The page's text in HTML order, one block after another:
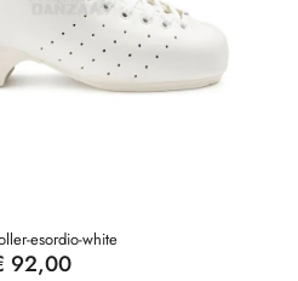
esordio-white
92,00